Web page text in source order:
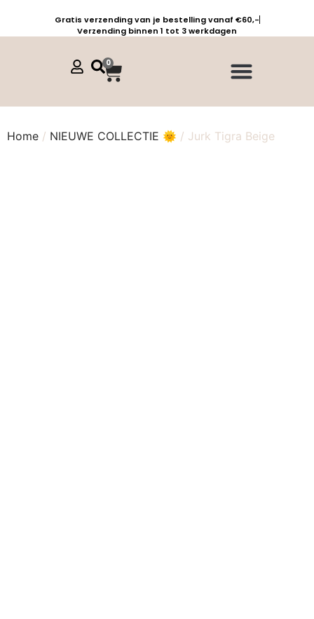
Gratis verzending van je bestelling vanaf €60,-
Verzending binnen 1 tot 3 werkdagen
0
Home / NIEUWE COLLECTIE 🌞 / Jurk Tigra Beige